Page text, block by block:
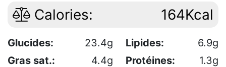
Calories: 164Kcal
Glucides: 23.4g Lipides:
6.9g
Gras sat.:
4.4g Protéines:
1.3g